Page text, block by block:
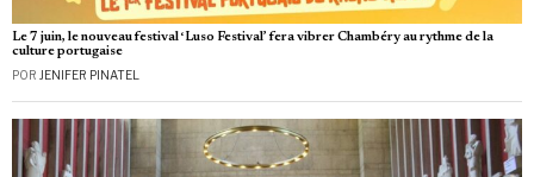
Le 7 juin, le nouveau festival ‘Luso Festival’ fera vibrer Chambéry au rythme de la
culture portugaise
POR JENIFER PINATEL